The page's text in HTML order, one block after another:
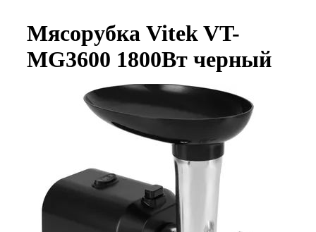
Мясорубка Vitek VT-
MG3600 1800Вт черный